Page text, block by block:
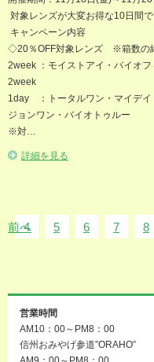
対象レンズが大変お得な10日間で
キャンペーン内容
◇20％OFF対象レンズ ※箱数の
2week ：モイストアイ・バイオ
2week
1day ：トータルワン・マイデイ
ジョンワン・バイオトゥルー
※対…
詳細を見る
前へ
4 5 6 7 8
営業時間
AM10：00～PM8：00
信州おみやげ参道”ORAHO”